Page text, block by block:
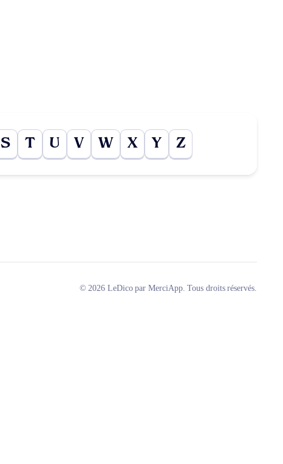
S T U V W X Y Z
© 2026 LeDico par MerciApp. Tous droits réservés.